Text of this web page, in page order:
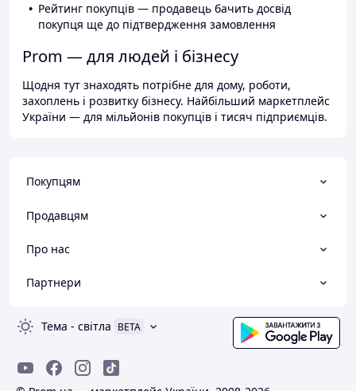
Рейтинг покупців — продавець бачить досвід
покупця ще до підтвердження замовлення
Prom — для людей і бізнесу
Щодня тут знаходять потрібне для дому, роботи,
захоплень і розвитку бізнесу. Найбільший маркетплейс
України — для мільйонів покупців і тисяч підприємців.
Покупцям
Продавцям
Про нас
Партнери
Тема - світла BETA